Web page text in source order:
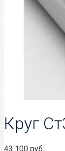
Круг
43 100 руб.